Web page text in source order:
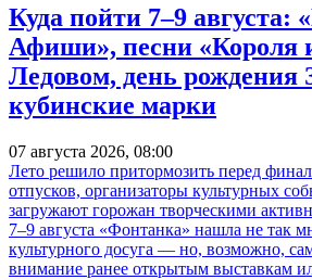
Куда пойти 7–9 августа:
Афиши», песни «Короля
Ледовом, день рождения
кубинские марки
07 августа 2026, 08:00
Лето решило притормозить перед
отпусков, организаторы культурных
загружают горожан творческими
7–9 августа «Фонтанка» нашла не так
культурного досуга — но, возможно,
внимание ранее открытым выставкам